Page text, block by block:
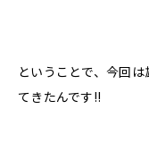
ということで、今回は
てきたんです!!